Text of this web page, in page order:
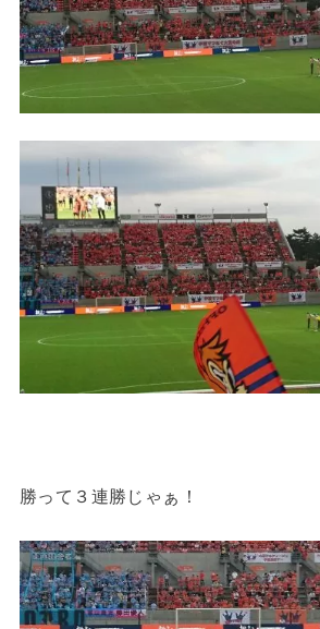
勝って３連勝じゃぁ！